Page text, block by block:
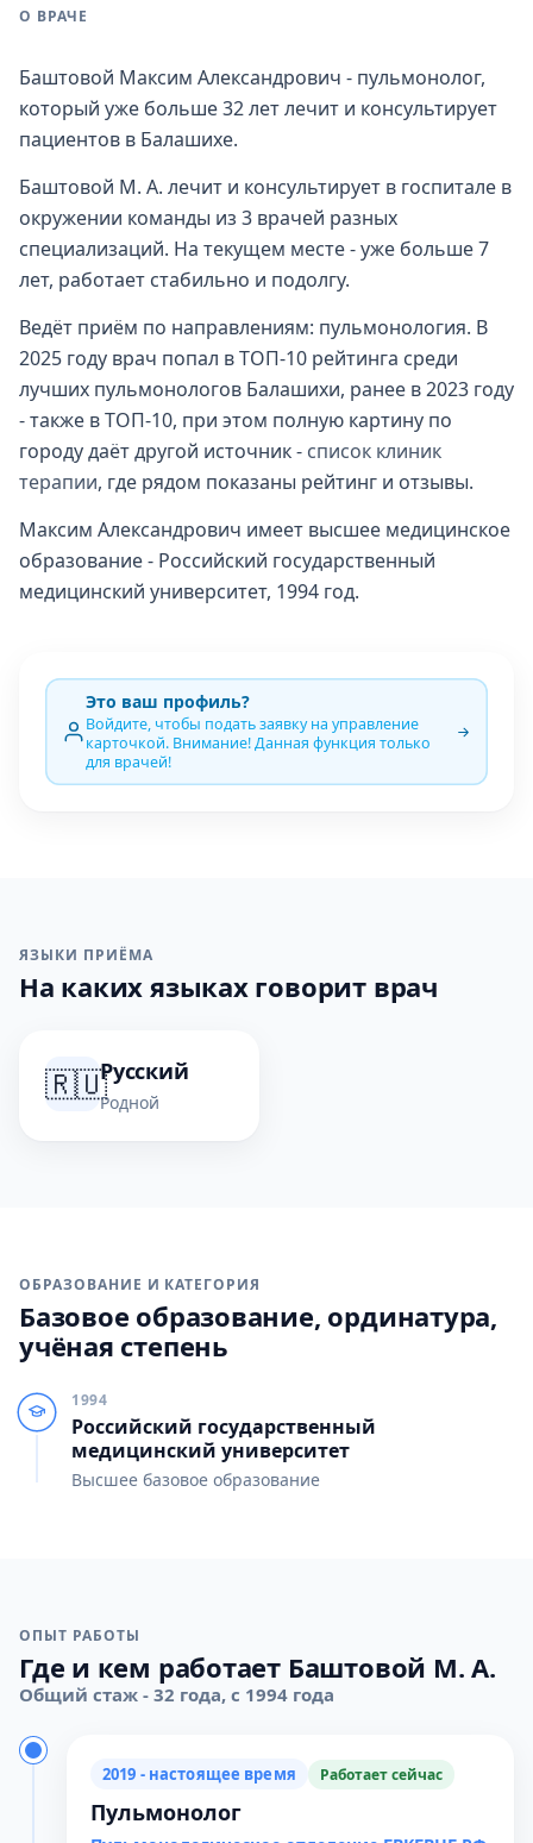
О ВРАЧЕ
Баштовой Максим Александрович - пульмонолог,
который уже больше 32 лет лечит и консультирует
пациентов в Балашихе.
Баштовой М. А. лечит и консультирует в госпитале в
окружении команды из 3 врачей разных
специализаций. На текущем месте - уже больше 7
лет, работает стабильно и подолгу.
Ведёт приём по направлениям: пульмонология. В
2025 году врач попал в ТОП-10 рейтинга среди
лучших пульмонологов Балашихи, ранее в 2023 году
- также в ТОП-10, при этом полную картину по
городу даёт другой источник - список клиник
терапии, где рядом показаны рейтинг и отзывы.
Максим Александрович имеет высшее медицинское
образование - Российский государственный
медицинский университет, 1994 год.
Это ваш профиль?
Войдите, чтобы подать заявку на управление
карточкой. Внимание! Данная функция только
для врачей!
ЯЗЫКИ ПРИЁМА
На каких языках говорит врач
🇷🇺Русский
Родной
ОБРАЗОВАНИЕ И КАТЕГОРИЯ
Базовое образование, ординатура,
учёная степень
1994
Российский государственный
медицинский университет
Высшее базовое образование
ОПЫТ РАБОТЫ
Где и кем работает Баштовой М. А.
Общий стаж - 32 года, с 1994 года
2019 - настоящее время Работает сейчас
Пульмонолог